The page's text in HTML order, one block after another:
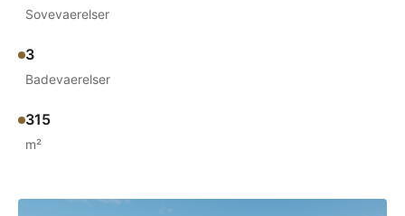
Sovevaerelser
3
Badevaerelser
315
m²